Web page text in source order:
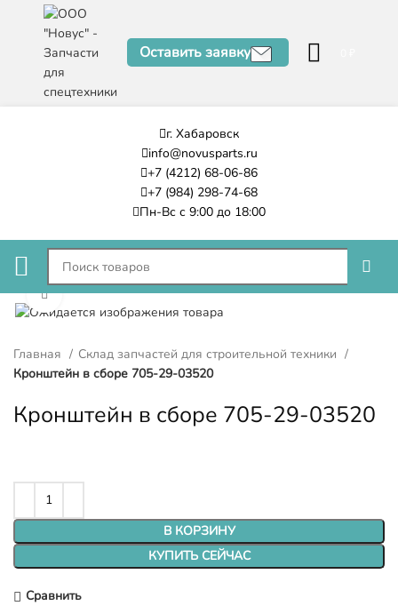
Оставить заявку
г. Хабаровск
info@novusparts.ru
+7 (4212) 68-06-86
+7 (984) 298-74-68
Пн-Вс с 9:00 до 18:00
Нажмите, чтобы увеличить
Главная
Склад запчастей для строительной техники
Кронштейн в сборе 705-29-03520
Кронштейн в сборе 705-29-03520
В КОРЗИНУ
КУПИТЬ СЕЙЧАС
Сравнить